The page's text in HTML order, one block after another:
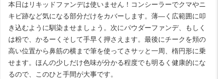
本日はリキッドファンデは使いません！コンシーラーでクマやニ
キビ跡など気になる部分だけをカバーします。薄―く広範囲に叩
き込むように馴染ませましょう。次にパウダーファンデ、もしく
は粉で、かるーくそして手早く押さえます。最後にチークを頬の
高い位置から鼻筋の横まで筆を使ってさサッと一周、楕円形に乗
せます。ほんの少しだけ色味が分かる程度でも明るく健康的にな
るので、このひと手間が大事です。